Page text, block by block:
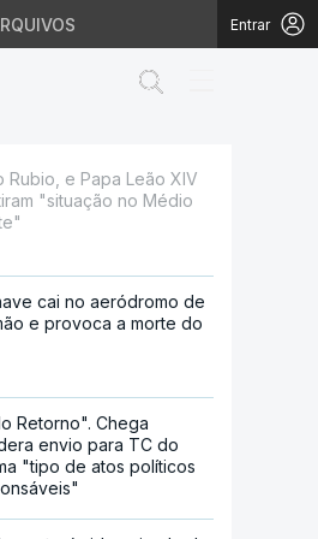
Entrar
Médio
Rubio, e Papa Leão XIV
"situação no Médio
cai no aeródromo de
e provoca a morte do
Retorno". Chega
envio para TC do
"tipo de atos políticos